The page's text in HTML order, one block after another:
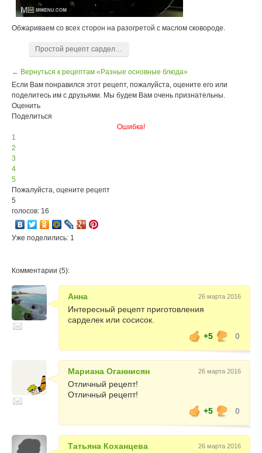
Обжариваем со всех сторон на разогретой с маслом сковороде.
Простой рецепт сарделек с зеленью и капустой в кляре – для вас!
← Вернуться к рецептам «Разные основные блюда»
Если Вам понравился этот рецепт, пожалуйста, оцените его или
поделитесь им с друзьями. Мы будем Вам очень признательны.
Оценить
Поделиться
Ошибка!
1
2
3
4
5
Пожалуйста, оцените рецепт
5
голосов: 16
Уже поделились: 1
Комментарии (5):
Анна 26 марта 2016
Интересный рецепт приготовления
сарделек или сосисок.
+5
0
Мариана Оганнисян 26 марта 2016
Отличный рецепт!
Отличный рецепт!
+5
0
Татьяна Коханцева 26 марта 2016